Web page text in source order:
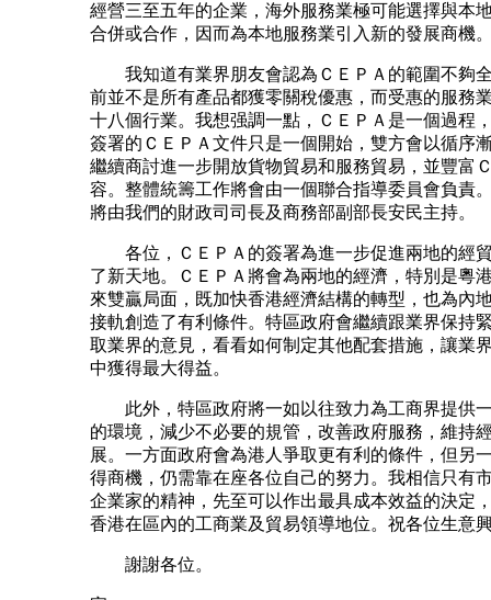
經營三至五年的企業，海外服務業極可能選擇與本
合併或合作，因而為本地服務業引入新的發展商機
我知道有業界朋友會認為ＣＥＰＡ的範圍不夠
前並不是所有產品都獲零關稅優惠，而受惠的服務
十八個行業。我想强調一點，ＣＥＰＡ是一個過程
簽署的ＣＥＰＡ文件只是一個開始，雙方會以循序
繼續商討進一步開放貨物貿易和服務貿易，並豐富
容。整體統籌工作將會由一個聯合指導委員會負責
將由我們的財政司司長及商務部副部長安民主持。
各位，ＣＥＰＡ的簽署為進一步促進兩地的經
了新天地。ＣＥＰＡ將會為兩地的經濟，特別是粵
來雙贏局面，既加快香港經濟結構的轉型，也為內
接軌創造了有利條件。特區政府會繼續跟業界保持
取業界的意見，看看如何制定其他配套措施，讓業
中獲得最大得益。
此外，特區政府將一如以往致力為工商界提供
的環境，減少不必要的規管，改善政府服務，維持
展。一方面政府會為港人爭取更有利的條件，但另
得商機，仍需靠在座各位自己的努力。我相信只有
企業家的精神，先至可以作出最具成本效益的決定
香港在區內的工商業及貿易領導地位。祝各位生意
謝謝各位。